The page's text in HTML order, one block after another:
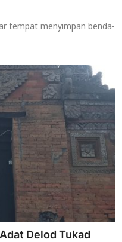
tempat menyimpan benda-
Delod Tukad